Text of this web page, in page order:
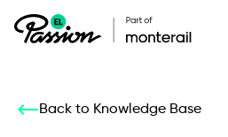
Back to Knowledge Base